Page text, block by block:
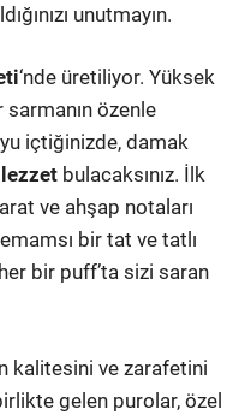
unutmayın.
‘nde üretiliyor. Yüksek
sarmanın özenle
içtiğinizde, damak
bulacaksınız. İlk
ve ahşap notaları
bir tat ve tatlı
bir puff’ta sizi saran
kalitesini ve zarafetini
gelen purolar, özel